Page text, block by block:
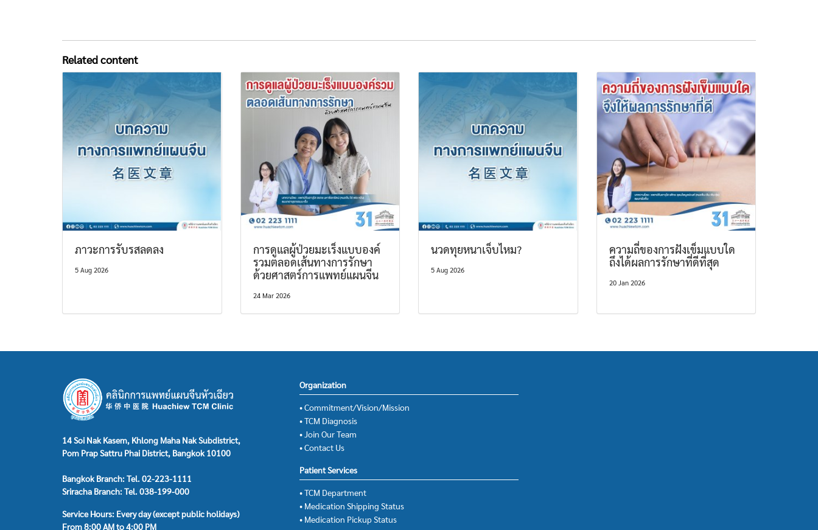
Related content
ภาวะการรับรสลดลง
5 Aug 2026
การดูแลผู้ป่วยมะเร็งแบบองค์
รวมตลอดเส้นทางการรักษา
ด้วยศาสตร์การแพทย์แผนจีน
24 Mar 2026
นวดทุยหนาเจ็บไหม?
5 Aug 2026
ความถี่ของการฝังเข็มแบบใด
ถึงได้ผลการรักษาที่ดีที่สุด
20 Jan 2026
14 Soi Nak Kasem, Khlong Maha Nak Subdistrict,
Pom Prap Sattru Phai District, Bangkok 10100
Bangkok Branch: Tel. 02-223-1111
Sriracha Branch: Tel. 038-199-000
Service Hours: Every day (except public holidays)
From 8:00 AM to 4:00 PM
Organization
• Commitment/Vision/Mission
• TCM Diagnosis
• Join Our Team
• Contact Us
Patient Services
• TCM Department
• Medication Shipping Status
• Medication Pickup Status